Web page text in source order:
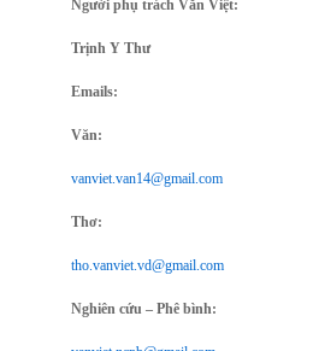
Người phụ trách Văn Việt:
Trịnh Y Thư
Emails:
Văn:
vanviet.van14@gmail.com
Thơ:
tho.vanviet.vd@gmail.com
Nghiên cứu – Phê bình: